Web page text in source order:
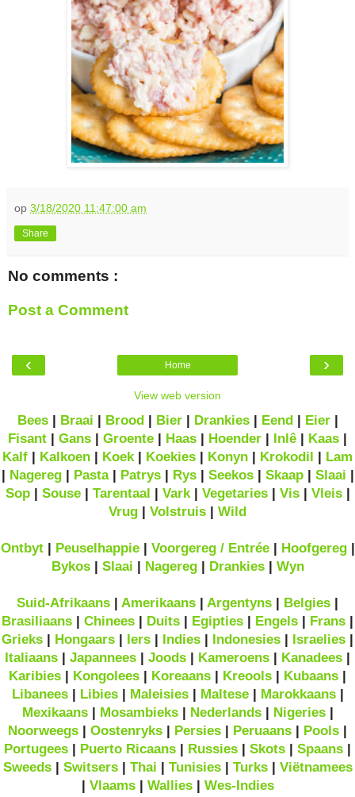
op 3/18/2020 11:47:00 am
Share
No comments :
Post a Comment
‹ ›
Home
View web version
Bees| Braai | Brood| Bier| Drankies| Eend| Eier|
Fisant | Gans | Groente | Haas | Hoender | Inlê | Kaas |
Kalf | Kalkoen | Koek | Koekies | Konyn | Krokodil | Lam
| Nagereg| Pasta| Patrys| Rys| Seekos| Skaap| Slaai |
Sop| Souse| Tarentaal | Vark| Vegetaries| Vis| Vleis|
Vrug | Volstruis | Wild
Ontbyt| Peuselhappie| Voorgereg / Entrée| Hoofgereg|
Bykos| Slaai | Nagereg| Drankies| Wyn
Suid-Afrikaans | Amerikaans | Argentyns | Belgies |
Brasiliaans | Chinees | Duits | Egipties | Engels | Frans |
Grieks | Hongaars | Iers | Indies | Indonesies | Israelies |
Italiaans | Japannees | Joods | Kameroens | Kanadees |
Karibies | Kongolees | Koreaans | Kreools | Kubaans |
Libanees| Libies| Maleisies| Maltese| Marokkaans|
Mexikaans| Mosambieks| Nederlands| Nigeries|
Noorweegs | Oostenryks | Persies | Peruaans | Pools |
Portugees | Puerto Ricaans | Russies | Skots | Spaans |
Sweeds| Switsers| Thai | Tunisies| Turks| Viëtnamees
| Vlaams| Wallies| Wes-Indies